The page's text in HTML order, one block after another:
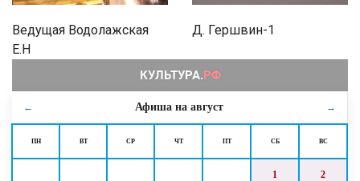
← Афиша на август →
ПН ВТ СР ЧТ ПТ СБ ВС
1 2
Ведущая Водолажская
Е.Н
Д. Гершвин-1